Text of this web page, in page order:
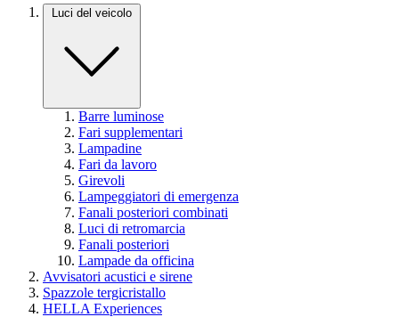
Luci del veicolo
Barre luminose
Fari supplementari
Lampadine
Fari da lavoro
Girevoli
Lampeggiatori di emergenza
Fanali posteriori combinati
Luci di retromarcia
Fanali posteriori
Lampade da officina
Avvisatori acustici e sirene
Spazzole tergicristallo
HELLA Experiences